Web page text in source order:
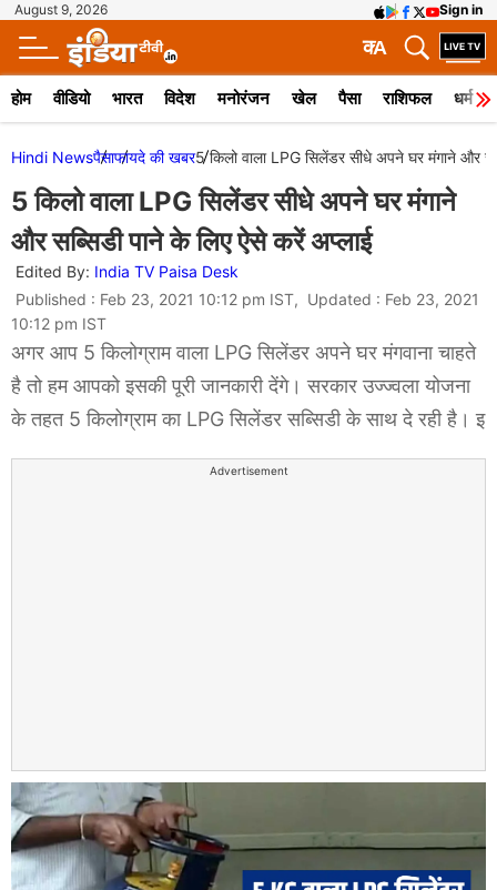
August 9, 2026 Sign in
A
क
होम वीडियो भारत विदेश मनोरंजन खेल पैसा राशिफल धर्म
Hindi Newsपैसाफायदे की खबर5 किलो वाला LPG सिलेंडर सीधे अपने घर मंगाने और
5 किलो वाला LPG सिलेंडर सीधे अपने घर मंगाने
और सब्सिडी पाने के लिए ऐसे करें अप्लाई
Edited By: India TV Paisa Desk
Published : Feb 23, 2021 10:12 pm IST, Updated : Feb 23, 2021
10:12 pm IST
अगर आप 5 किलोग्राम वाला LPG सिलेंडर अपने घर मंगवाना चाहते
है तो हम आपको इसकी पूरी जानकारी देंगे। सरकार उज्ज्वला योजना
के तहत 5 किलोग्राम का LPG सिलेंडर सब्सिडी के साथ दे रही है। इ
Advertisement